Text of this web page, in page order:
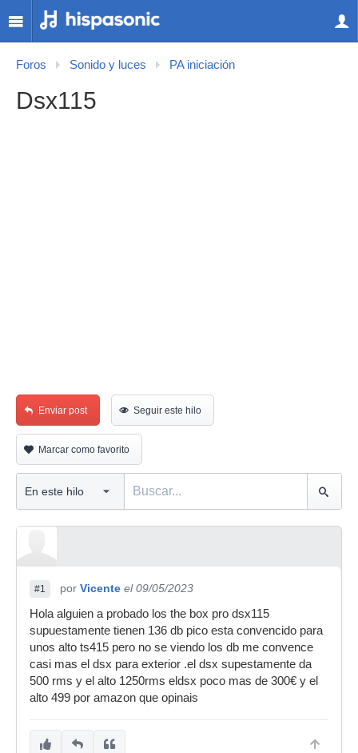
Foros Sonido y luces PA iniciación
Dsx115
Enviar post Seguir este hilo
Marcar como favorito
#1 por Vicente el 09/05/2023
Hola alguien a probado los the box pro dsx115
supuestamente tienen 136 db pico esta convencido para
unos alto ts415 pero no se viendo los db me convence
casi mas el dsx para exterior .el dsx supestamente da
500 rms y el alto 1250rms eldsx poco mas de 300€ y el
alto 499 por amazon que opinais